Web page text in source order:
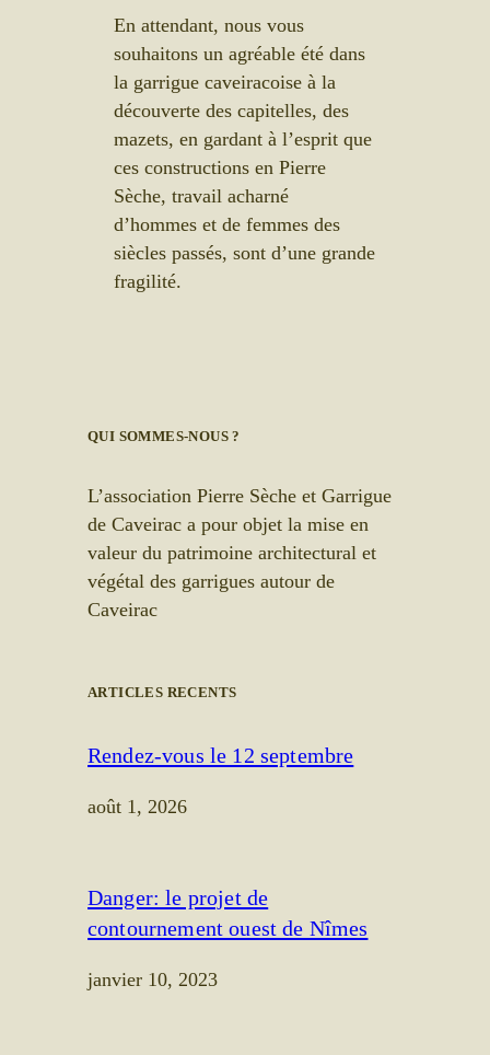
En attendant, nous vous
souhaitons un agréable été dans
la garrigue caveiracoise à la
découverte des capitelles, des
mazets, en gardant à l’esprit que
ces constructions en Pierre
Sèche, travail acharné
d’hommes et de femmes des
siècles passés, sont d’une grande
fragilité.
QUI SOMMES-NOUS ?
L’association Pierre Sèche et Garrigue
de Caveirac a pour objet la mise en
valeur du patrimoine architectural et
végétal des garrigues autour de
Caveirac
ARTICLES RECENTS
Rendez-vous le 12 septembre
août 1, 2026
Danger: le projet de
contournement ouest de Nîmes
janvier 10, 2023